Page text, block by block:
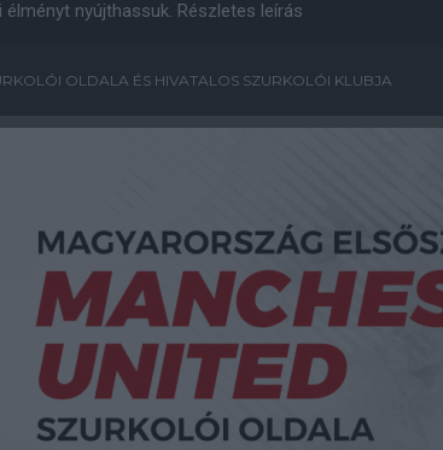
nyújthassuk. Részletes leírás
OLDALA ÉS HIVATALOS SZURKOLÓI KLUBJA